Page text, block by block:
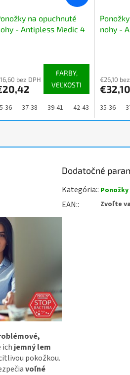
46 47-48
na opuchnuté
- Antipless Medic 4
bez DPH
FARBY,
VEĽKOSTI
36 37-38 39-41 42-43 44-46
nohy -
je
4,8
5
€26,10
€32,10
35-36
ich jemný lem
pokožkou.
voľné
Dodatočné
Kategória: Ponožky
EAN: Zvoľte